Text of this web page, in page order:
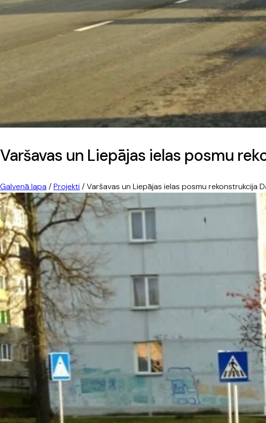
Varšavas un Liepājas ielas posmu
Galvenā lapa /Projekti /Varšavas un Liepājas ielas posmu rekonstrukcija